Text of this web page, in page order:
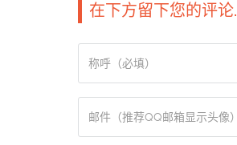
在下方留下您的评论.